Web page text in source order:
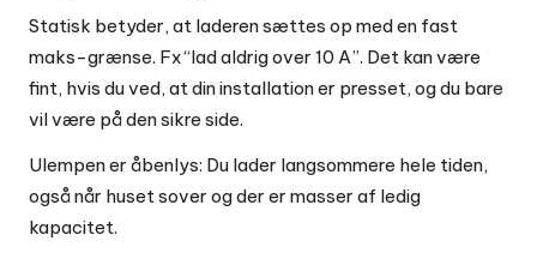
Statisk betyder, at laderen sættes op med en fast
maks-grænse. Fx “lad aldrig over 10 A”. Det kan være
fint, hvis du ved, at din installation er presset, og du bare
vil være på den sikre side.
Ulempen er åbenlys: Du lader langsommere hele tiden,
også når huset sover og der er masser af ledig
kapacitet.